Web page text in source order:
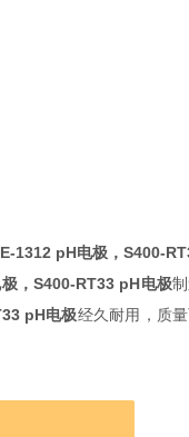
E-1312 pH电极 ，S400-
，S400-RT33 pH电极
pH电极经久耐用，质